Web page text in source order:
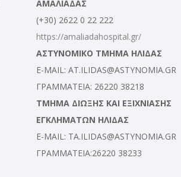
ΑΜΑΛΙΑΔΑΣ
(+30) 2622 0 22 222
https://amaliadahospital.gr/
ΑΣΤΥΝΟΜΙΚΟ ΤΜΗΜΑ ΗΛΙΔΑΣ
E-MAIL: AT.ILIDAS@ASTYNOMIA.GR
ΓΡΑΜΜΑΤΕΙΑ: 26220 38218
ΤΜΗΜΑ ΔΙΩΞΗΣ ΚΑΙ ΕΞΙΧΝΙΑΣΗΣ
ΕΓΚΛΗΜΑΤΩΝ ΗΛΙΔΑΣ
E-MAIL: TA.ILIDAS@ASTYNOMIA.GR
ΓΡΑΜΜΑΤΕΙΑ:26220 38233